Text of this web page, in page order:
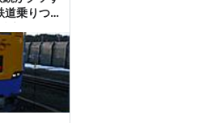
乗りつぶ